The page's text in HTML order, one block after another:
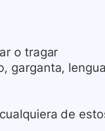
o tragar
garganta,
de